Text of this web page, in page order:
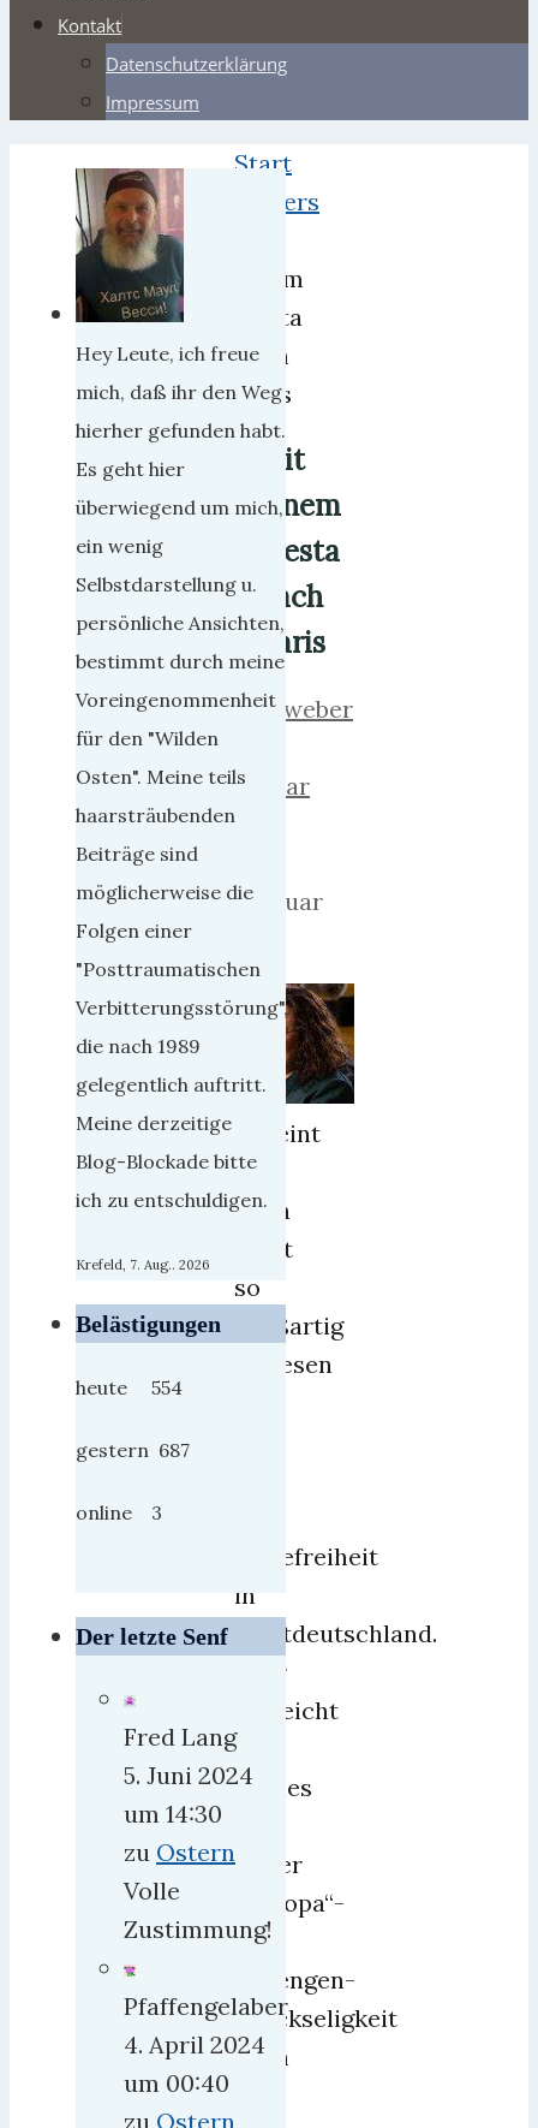
Kontakt
Datenschutzerklärung
Impressum
Start
Webers
einem
Fiesta
nach
Paris
Mit
einem
Fiesta
nach
Paris
herrweber
Januar
2019
Februar
Scheint
ja
doch
nicht
so
großartig
gewesen
Reisefreiheit
in
Westdeutschland.
Aber
vielleicht
hat
Nahles
lauter
„Europa“-
und
Schengen-
Glückseligkeit
auch
Hey Leute, ich freue
mich, daß ihr den Weg
hierher gefunden habt.
Es geht hier
überwiegend um mich,
ein wenig
Selbstdarstellung u.
persönliche Ansichten,
bestimmt durch meine
Voreingenommenheit
für den "Wilden
Osten". Meine teils
haarsträubenden
Beiträge sind
möglicherweise die
Folgen einer
"Posttraumatischen
Verbitterungsstörung",
die nach 1989
gelegentlich auftritt.
Meine derzeitige
Blog-Blockade bitte
ich zu entschuldigen.
Krefeld, 7. Aug.. 2026
Belästigungen
heute 554
gestern 687
online 3
Der letzte Senf
Fred Lang
5. Juni 2024
um 14:30
zu Ostern
Volle
Zustimmung!
Pfaffengelaber
4. April 2024
um 00:40
zu Ostern